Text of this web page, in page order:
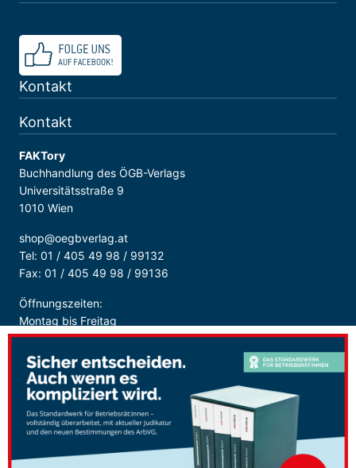
Kontakt
Kontakt
FAKTory
Buchhandlung des ÖGB-Verlags
Universitätsstraße 9
1010 Wien
shop@oegbverlag.at
Tel: 01 / 405 49 98 / 99132
Fax: 01 / 405 49 98 / 99136
Öffnungszeiten:
Montag bis Freitag
9:00 - 18:00 Uhr
durchgehend
Sicher Bezahlen: